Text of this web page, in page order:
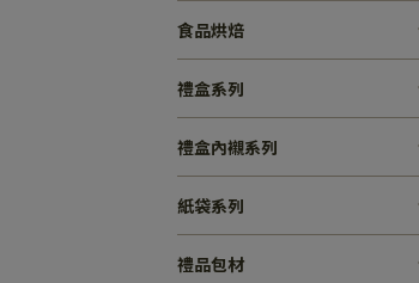
食品烘焙
禮盒系列
禮盒內襯系列
紙袋系列
禮品包材